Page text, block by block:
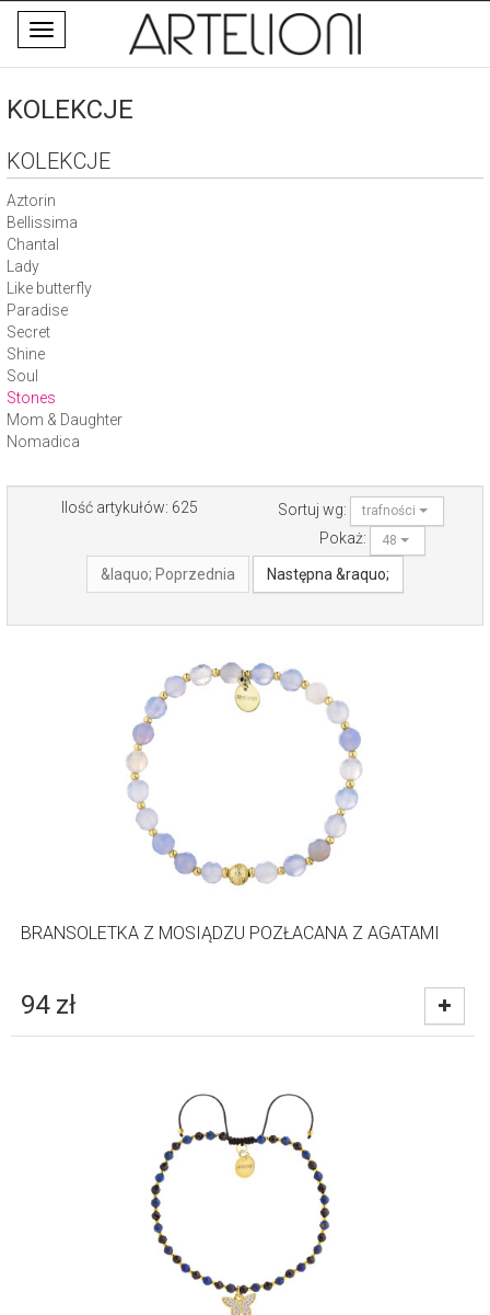
Toggle
navigation
KOLEKCJE
KOLEKCJE
Aztorin
Bellissima
Chantal
Lady
Like butterfly
Paradise
Secret
Shine
Soul
Stones
Mom & Daughter
Nomadica
Ilość artykułów: 625 Sortuj wg: trafności
Pokaż: 48
&laquo; Poprzednia Następna &raquo;
BRANSOLETKA Z MOSIĄDZU POZŁACANA Z AGATAMI
94 zł